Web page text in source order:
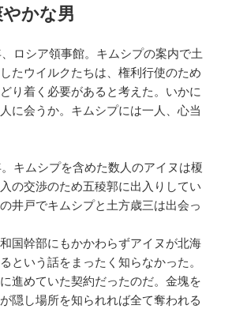
かな男
ロシア領事館。キムシプの案内で土
たウイルクたちは、権利行使のため
り着く必要があると考えた。いかに
に会うか。キムシプには一人、心当
キムシプを含めた数人のアイヌは榎
の交渉のため五稜郭に出入りしてい
井戸でキムシプと土方歳三は出会っ
国幹部にもかかわらずアイヌが北海
という話をまったく知らなかった。
進めていた契約だったのだ。金塊を
隠し場所を知られれば全て奪われる